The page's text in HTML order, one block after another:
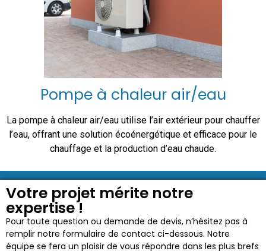
Pompe à chaleur air/eau
La pompe à chaleur air/eau utilise l’air extérieur pour chauffer
l’eau, offrant une solution écoénergétique et efficace pour le
chauffage et la production d’eau chaude.
Votre projet mérite notre
expertise !
Pour toute question ou demande de devis, n’hésitez pas à
remplir notre formulaire de contact ci-dessous. Notre
équipe se fera un plaisir de vous répondre dans les plus brefs